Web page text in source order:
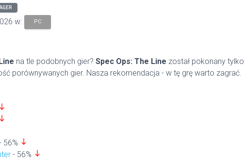
w: PC
na tle podobnych gier? Spec Ops: The Line został pokonany tylko
porównywanych gier. Nasza rekomendacja - w tę grę warto zagrać.
south
south
56% south
- 56% south